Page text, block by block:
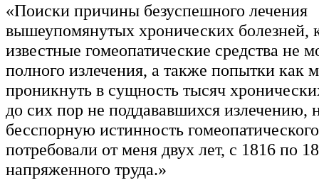
«Поиски причины безуспешного лечения
вышеупомянутых хронических болезней,
известные гомеопатические средства не
полного излечения, а также попытки как
проникнуть в сущность тысяч
до сих пор не поддававшихся излечению,
бесспорную истинность
потребовали от меня двух лет, с 1816 по
напряженного труда.»